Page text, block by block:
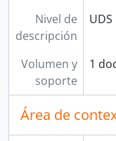
Nivel de
descripción
UDS
Volumen y
soporte
1
Área de